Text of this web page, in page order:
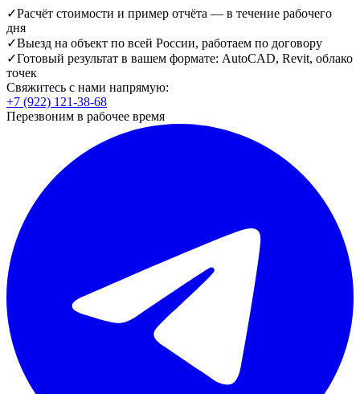
✓Расчёт стоимости и пример отчёта — в течение рабочего
дня
✓Выезд на объект по всей России, работаем по договору
✓Готовый результат в вашем формате: AutoCAD, Revit, облако
точек
Свяжитесь с нами напрямую:
+7 (922) 121-38-68
Перезвоним в рабочее время